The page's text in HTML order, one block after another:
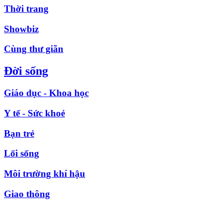
Thời trang
Showbiz
Cùng thư giãn
Đời sống
Giáo dục - Khoa học
Y tế - Sức khoẻ
Bạn trẻ
Lối sống
Môi trường khí hậu
Giao thông